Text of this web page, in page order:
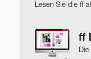
Lesen Sie die ff
ff